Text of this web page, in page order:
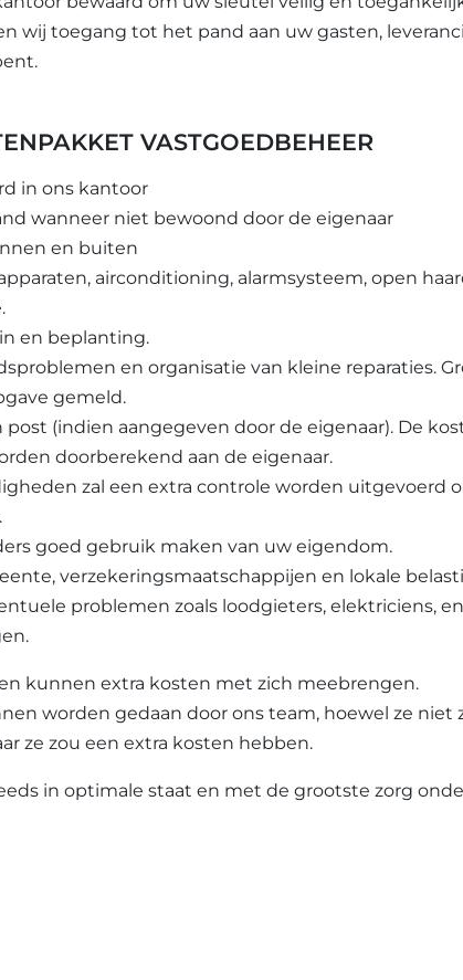
wij toegang tot het pand aan uw gasten,
VASTGOEDBEHEER
in ons kantoor
wanneer niet bewoond door de eigenaar
en buiten
airconditioning, alarmsysteem, open
en beplanting.
en organisatie van kleine reparaties.
gemeld.
(indien aangegeven door de eigenaar). De
doorberekend aan de eigenaar.
zal een extra controle worden uitgevoerd
goed gebruik maken van uw eigendom.
verzekeringsmaatschappijen en lokale
problemen zoals loodgieters, elektriciens,
kunnen extra kosten met zich meebrengen.
worden gedaan door ons team, hoewel ze niet
ze zou een extra kosten hebben.
in optimale staat en met de grootste zorg